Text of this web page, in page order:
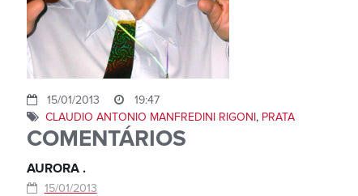
15/01/2013
19:47
CLAUDIO ANTONIO MANFREDINI RIGONI, PRATA
COMENTÁRIOS
AURORA .
15/01/2013